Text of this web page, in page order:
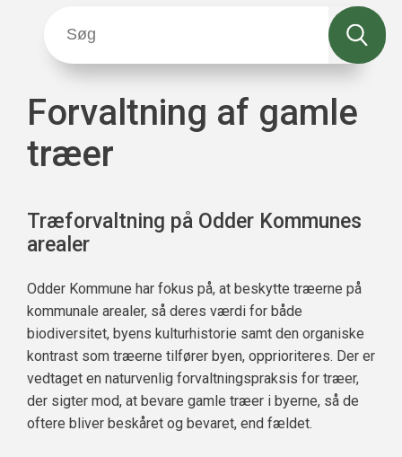
Forvaltning af gamle
træer
Træforvaltning på Odder Kommunes
arealer
Odder Kommune har fokus på, at beskytte træerne på
kommunale arealer, så deres værdi for både
biodiversitet, byens kulturhistorie samt den organiske
kontrast som træerne tilfører byen, opprioriteres. Der er
vedtaget en naturvenlig forvaltningspraksis for træer,
der sigter mod, at bevare gamle træer i byerne, så de
oftere bliver beskåret og bevaret, end fældet.